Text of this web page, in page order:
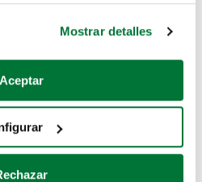
sobre su ubicación geográfica
analizándolo activamente
específicas (huellas
Mostrar detalles
Aceptar